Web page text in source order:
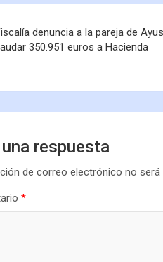
denuncia a la pareja de
350.951 euros a Hacienda
respuesta
de correo electrónico no será
*